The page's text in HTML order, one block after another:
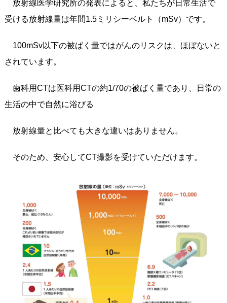
放射線医学研究所の発表によると、私たちが日常生活で
受ける放射線量は年間1.5ミリシーベルト（mSv）です。
100mSv以下の被ばく量ではがんのリスクは、ほぼないと
されています。
歯科用CTは医科用CTの約1/70の被ばく量であり、日常の
生活の中で自然に浴びる
放射線量と比べても大きな違いはありません。
そのため、安心してCT撮影を受けていただけます。